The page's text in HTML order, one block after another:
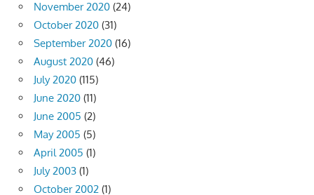
November 2020 (24)
October 2020 (31)
September 2020 (16)
August 2020 (46)
July 2020 (115)
June 2020 (11)
June 2005 (2)
May 2005 (5)
April 2005 (1)
July 2003 (1)
October 2002 (1)